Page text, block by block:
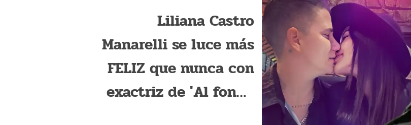
Liliana Castro
Manarelli se luce más
FELIZ que nunca con
exactriz de 'Al fondo